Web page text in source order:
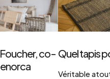
co- Quel tapis
Véritable